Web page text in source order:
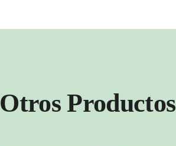
Otros Productos